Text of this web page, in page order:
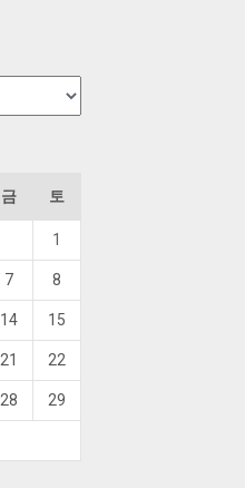
금 토
1
7 8
14 15
21 22
28 29